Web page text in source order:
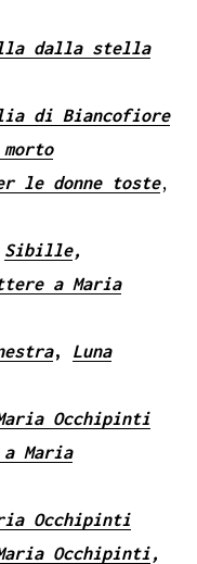
dalla stella
di Biancofiore
le donne toste,
Sibille,
a Maria
, Luna
Occhipinti
Maria
Occhipinti
Occhipinti,